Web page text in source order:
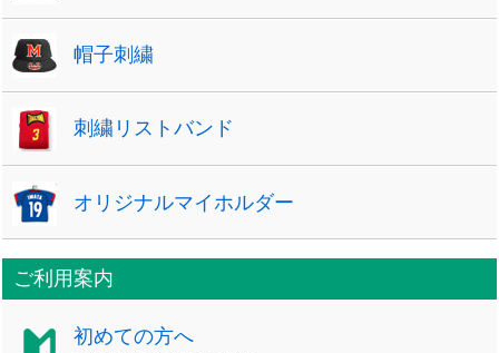
帽子刺繍
刺繍リストバンド
オリジナルマイホルダー
ご利用案内
初めての方へ